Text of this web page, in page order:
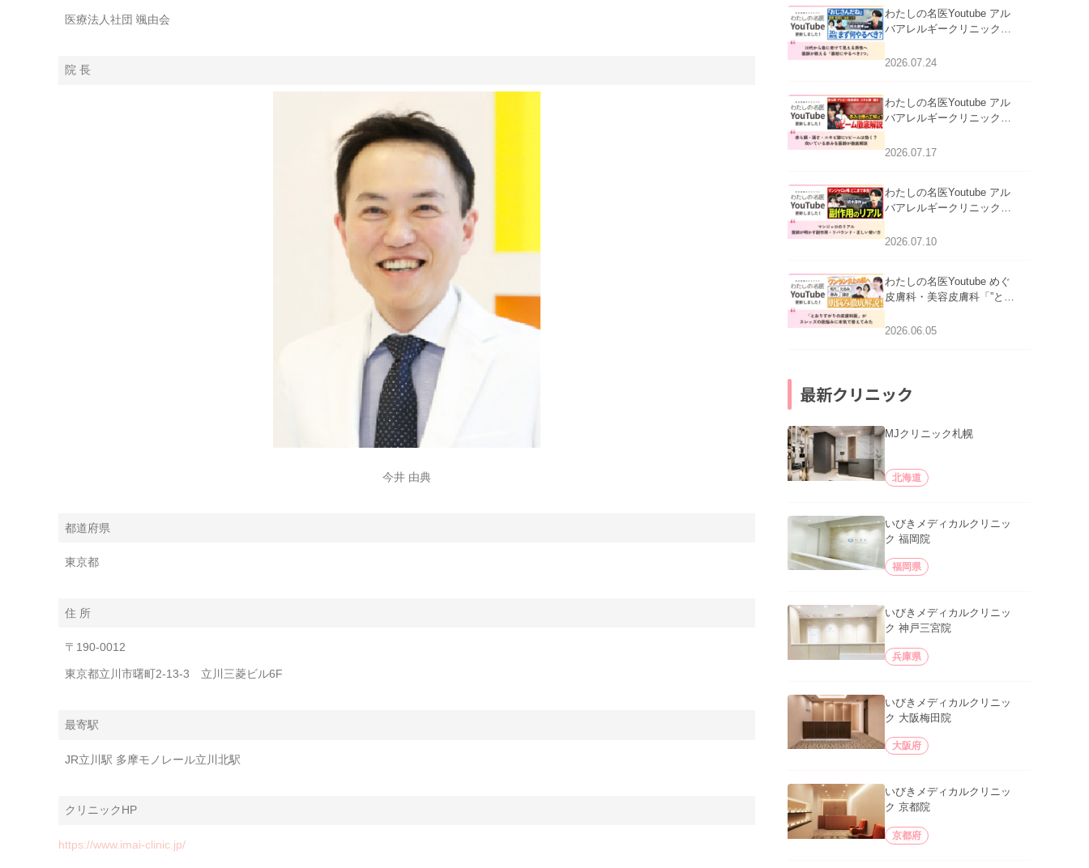
医療法人社団 颯由会
院 長
今井 由典
都道府県
東京都
住 所
〒190-0012
東京都立川市曙町2-13-3 立川三菱ビル6F
最寄駅
JR立川駅 多摩モノレール立川北駅
クリニックHP
https://www.imai-clinic.jp/
わたしの名医Youtube アル
バアレルギークリニック札
える男性へ｜医師が教える
2026.07.24
わたしの名医Youtube アル
バアレルギークリニック札
跡にVビームは効く？向い
2026.07.17
わたしの名医Youtube アル
バアレルギークリニック札
医師が明かす副作用・リバ
2026.07.10
わたしの名医Youtube めぐ
皮膚科・美容皮膚科「”とお
ッズの肌悩みに本気で答え
2026.06.05
最新クリニック
MJクリニック札幌
北海道
いびきメディカルクリニッ
ク 福岡院
福岡県
いびきメディカルクリニッ
ク 神戸三宮院
兵庫県
いびきメディカルクリニッ
ク 大阪梅田院
大阪府
いびきメディカルクリニッ
ク 京都院
京都府